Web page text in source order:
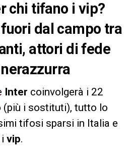
chi tifano i vip?
dal campo tra
attori di fede
Inter coinvolgerà i 22
(più i sostituti), tutto lo
tifosi sparsi in Italia e
vip.